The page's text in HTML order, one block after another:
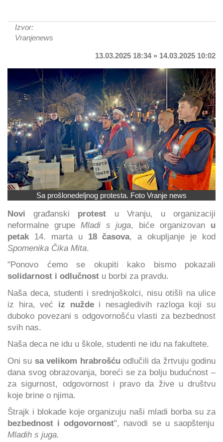
Izvor:
Vranjenews
13.03.2025 18:34 » 14.03.2025 10:02
Sa prošlonedeljnog protesta. Foto Vranje news
Novi građanski protest u Vranju, u organizaciji
neformalne grupe Mladi s juga, biće organizovan u
petak 14. marta u 18 časova, a okupljanje je kod
Spomenika Čika Mita.
"Ponovo ćemo se okupiti kako bismo pokazali
solidarnost i odlučnost u borbi za pravdu.
Naša deca, studenti i srednjoškolci, nisu otišli na ulice
iz hira, već iz nuždei nesagledivih razloga koji su
duboko povezani s odgovornošću vlasti za bezbednost
svih nas.
Naša deca ne idu u škole, studenti ne idu na fakultete.
Oni su sa velikom hrabrošćuodlučili da žrtvuju godinu
dana svog obrazovanja, boreći se za bolju budućnost –
za sigurnost, odgovornost i pravo da žive u društvu
koje brine o njima.
Štrajk i blokade koje organizuju naši mladi borba su za
bezbednost i odgovornost", navodi se u saopštenju
Mladih s juga.